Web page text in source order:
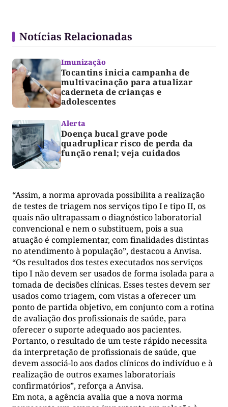
Notícias Relacionadas
Imunização
Tocantins inicia campanha de
multivacinação para atualizar
caderneta de crianças e
adolescentes
Alerta
Doença bucal grave pode
quadruplicar risco de perda da
função renal; veja cuidados
“Assim, a norma aprovada possibilita a realização
de testes de triagem nos serviços tipo I e tipo II, os
quais não ultrapassam o diagnóstico laboratorial
convencional e nem o substituem, pois a sua
atuação é complementar, com finalidades distintas
no atendimento à população”, destacou a Anvisa.
“Os resultados dos testes executados nos serviços
tipo I não devem ser usados de forma isolada para a
tomada de decisões clínicas. Esses testes devem ser
usados como triagem, com vistas a oferecer um
ponto de partida objetivo, em conjunto com a rotina
de avaliação dos profissionais de saúde, para
oferecer o suporte adequado aos pacientes.
Portanto, o resultado de um teste rápido necessita
da interpretação de profissionais de saúde, que
devem associá-lo aos dados clínicos do indivíduo e à
realização de outros exames laboratoriais
confirmatórios”, reforça a Anvisa.
Em nota, a agência avalia que a nova norma